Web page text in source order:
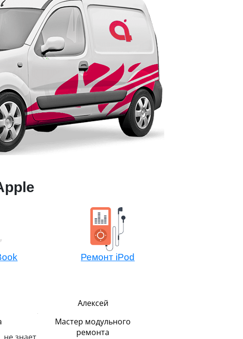
Ремонт iPod
Алексей
Мастер модульного
ремонта